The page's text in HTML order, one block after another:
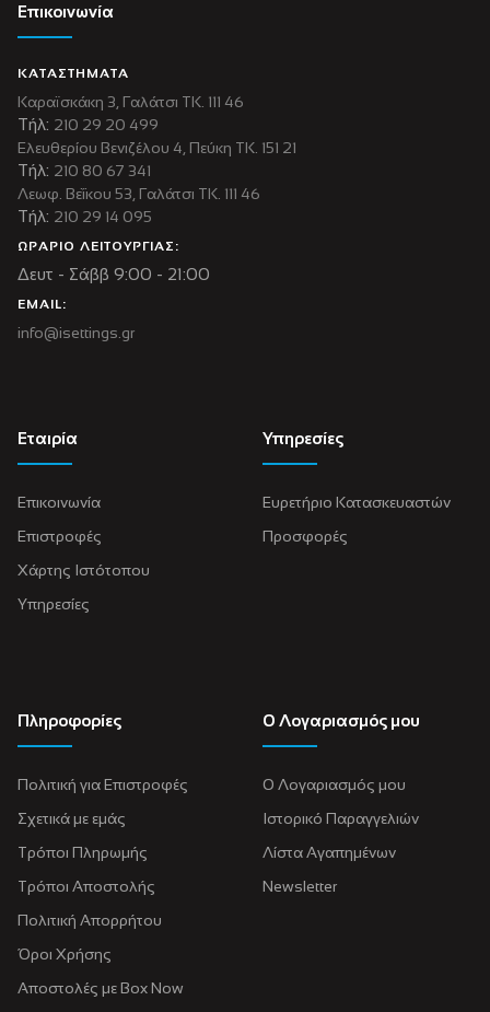
Επικοινωνία
ΚΑΤΑΣΤΗΜΑΤΑ
Καραϊσκάκη 3, Γαλάτσι ΤΚ. 111 46
Τήλ: 210 29 20 499
Ελευθερίου Βενιζέλου 4, Πεύκη ΤΚ. 151 21
Τήλ: 210 80 67 341
Λεωφ. Βεΐκου 53, Γαλάτσι ΤΚ. 111 46
Τήλ: 210 29 14 095
ΩΡΑΡΙΟ ΛΕΙΤΟΥΡΓΙΑΣ:
Δευτ - Σάββ 9:00 - 21:00
EMAIL:
info@isettings.gr
Εταιρία
Επικοινωνία
Επιστροφές
Χάρτης Ιστότοπου
Υπηρεσίες
Υπηρεσίες
Ευρετήριο Κατασκευαστών
Προσφορές
Πληροφορίες
Πολιτική για Eπιστροφές
Σχετικά με εμάς
Τρόποι Πληρωμής
Τρόποι Αποστολής
Πολιτική Απορρήτου
Όροι Χρήσης
Αποστολές με Box Now
Ο Λογαριασμός μου
Ο Λογαριασμός μου
Ιστορικό Παραγγελιών
Λίστα Αγαπημένων
Newsletter